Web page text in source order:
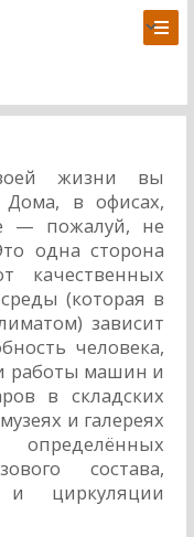
жизни вы
в офисах,
— пожалуй, не
одна сторона
качественных
(которая в
зависит
человека,
работы машин и
в складских
и галереях
состава,
и циркуляции